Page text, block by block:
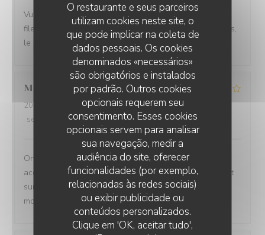
O restaurante e seus parceiros
utilizam cookies neste site, o
que pode implicar na coleta de
dados pessoais. Os cookies
denominados «necessários»
são obrigatórios e instalados
por padrão. Outros cookies
opcionais requerem seu
consentimento. Esses cookies
opcionais servem para analisar
sua navegação, medir a
audiência do site, oferecer
funcionalidades (por exemplo,
relacionadas às redes sociais)
ou exibir publicidade ou
conteúdos personalizados.
Clique em 'OK, aceitar tudo',
Vue incroyable, service très professionnel et rapide. Le
filet de bar les frites de patate douce étaient excellentes,
le cheeseburger très bon également.
Marie
2026-08-04
- 12:30 - guests 4
service
ambience: 5/5 menu: 5/5 quality_price
On ne sait plus … si c est la vue imprenable qui
accompagne les plats ou si ce sont les plats qui priment
sur la vue imprenable!!!!! Le tout à savourer sans
modération .